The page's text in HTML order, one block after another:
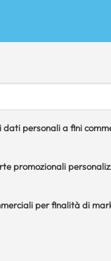
personali a fini
promozionali
per finalità di